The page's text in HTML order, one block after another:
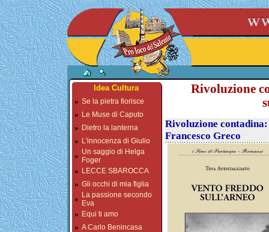
Idea Cultura
» Se la pietra fiorisce
» Le Muse di Caputo
» Dietro la lanterna
» L'innocenza di Giulio
» Un saggio di Helga
Foger
» LECCE SBAROCCA
» Gli occhi di mia figlia
» La passione secondo
Eva
» Equi ti amo
» A Carlo Benincasa
Rivoluzione
Rivoluzione
Francesco Greco